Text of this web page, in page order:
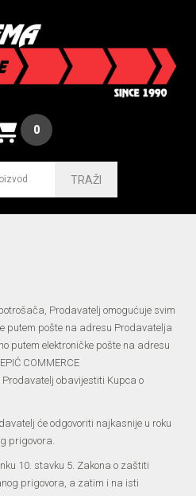
0
TRAŽI
Prodavatelj omogućuje svim
putem pošte na adresu Prodavatelja
putem elektroničke pošte na adresu
COMMERCE
Prodavatelj obavijestiti Kupca o
će odgovoriti najkasnije u roku
prigovora.
10. stavku 5. Zakona o zaštiti
prigovora, a zatim i na isti